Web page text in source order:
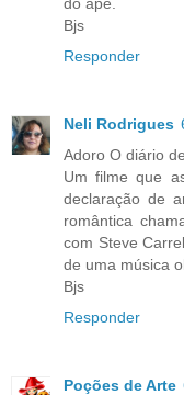
Bjs
Responder
Neli Rodrigues
Adoro O diário
Um filme que
declaração de
romântica
com Steve
de uma música
Bjs
Responder
Poções de Arte